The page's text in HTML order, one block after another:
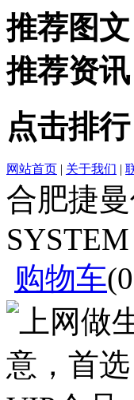
推荐图文
推荐资讯
点击排行
网站首页 | 关于我们 |
合肥捷
购物车(0